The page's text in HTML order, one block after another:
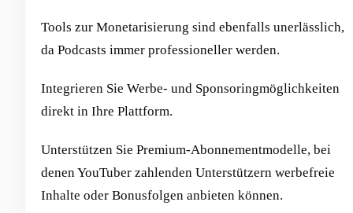
Tools zur Monetarisierung sind ebenfalls unerlässlich,
da Podcasts immer professioneller werden.
Integrieren Sie Werbe- und Sponsoringmöglichkeiten
direkt in Ihre Plattform.
Unterstützen Sie Premium-Abonnementmodelle, bei
denen YouTuber zahlenden Unterstützern werbefreie
Inhalte oder Bonusfolgen anbieten können.